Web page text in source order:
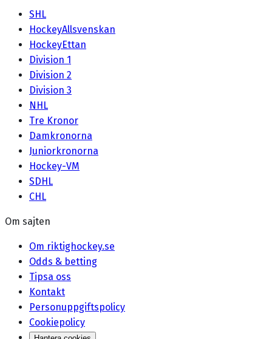
SHL
HockeyAllsvenskan
HockeyEttan
Division 1
Division 2
Division 3
NHL
Tre Kronor
Damkronorna
Juniorkronorna
Hockey-VM
SDHL
CHL
Om sajten
Om riktighockey.se
Odds & betting
Tipsa oss
Kontakt
Personuppgiftspolicy
Cookiepolicy